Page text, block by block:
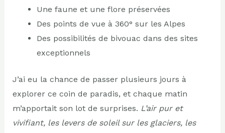
Une faune et une flore préservées
Des points de vue à 360° sur les Alpes
Des possibilités de bivouac dans des sites
exceptionnels
J’ai eu la chance de passer plusieurs jours à
explorer ce coin de paradis, et chaque matin
m’apportait son lot de surprises. L’air pur et
vivifiant, les levers de soleil sur les glaciers, les